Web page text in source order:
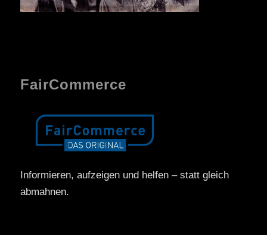
FairCommerce
Informieren, aufzeigen und helfen – statt gleich
abmahnen.